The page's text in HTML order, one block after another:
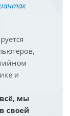
и
мы
своей